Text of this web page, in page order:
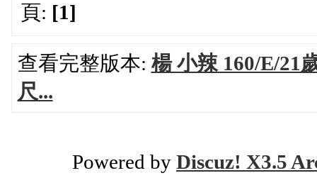
頁: [1]
查看完整版本: 楊 小辣 160/E/21
尺...
Powered by Discuz! X3.5